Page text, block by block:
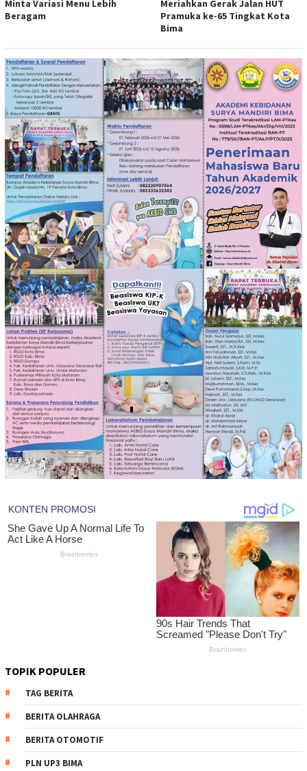
Minta Variasi Menu Lebih
Beragam
Meriahkan Gerak Jalan HUT
Pramuka ke-65 Tingkat Kota
Bima
TOPIK POPULER
TAG BERITA
BERITA OLAHRAGA
BERITA OTOMOTIF
PLN UP3 BIMA